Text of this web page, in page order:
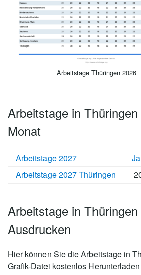
Arbeitstage Thüringen 2026
Arbeitstage in
Monat
Arbeitstage 2027
Arbeitstage 2027 Thüringen
Arbeitstage in
Ausdrucken
Hier können Sie dieArbeitstage in
Grafik-Datei kostenlos